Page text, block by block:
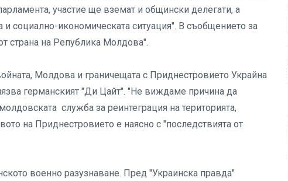
участие ще вземат и общински делегати, а
социално-икономическата ситуация". В съобщението за
страна на Република Молдова".
Молдова и граничещата с Приднестровието Украйна
германският "Ди Цайт". "Не виждаме причина да
служба за реинтеграция на територията,
на Приднестровието е наясно с "последствията от
военно разузнаване. Пред "Украинска правда"